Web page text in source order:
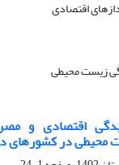
زیست محیطی
اقتصادی و
محیطی در کشورهای